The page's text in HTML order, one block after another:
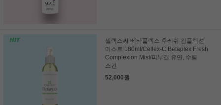
셀렉스씨 베타플렉스 후레쉬 컴플렉션
미스트 180ml/Cellex-C Betaplex Fresh
Complexion Mist/피부결 유연, 수렴
스킨
52,000원